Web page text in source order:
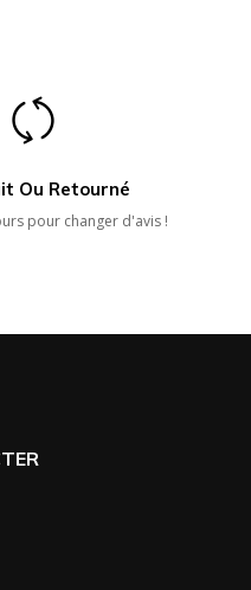
Ou Retourné
pour changer d'avis !